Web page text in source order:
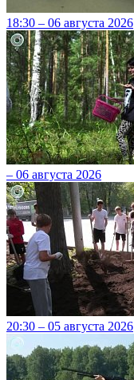
18:30 – 06 августа 2026
– 06 августа 2026
20:30 – 05 августа 2026